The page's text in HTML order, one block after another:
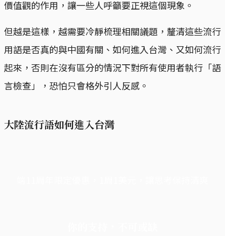
價值觀的作用，讓一些人呼籲要正視這個現象。
但越是這樣，越需要冷靜梳理相關議題，釐清這些流行
用語是否真的與中國有關、如何進入台灣、又如何流行
起來，否則在沒有區分的情況下對所有使用者執行「語
言檢查」，恐怕只會格外引人反感。
大陸流行語如何進入台灣